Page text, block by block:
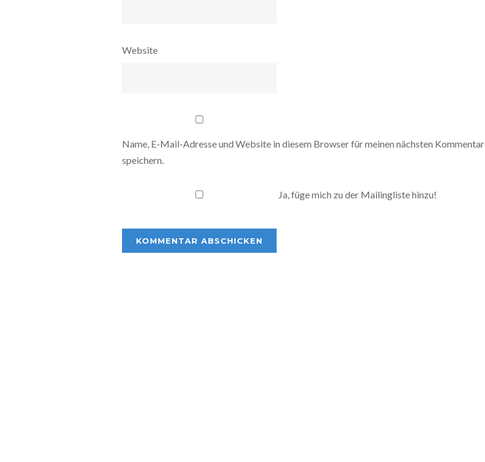
Website
Name, E-Mail-Adresse und Website in diesem Browser für meinen nächsten Kommentar
speichern.
Ja, füge mich zu der Mailingliste hinzu!